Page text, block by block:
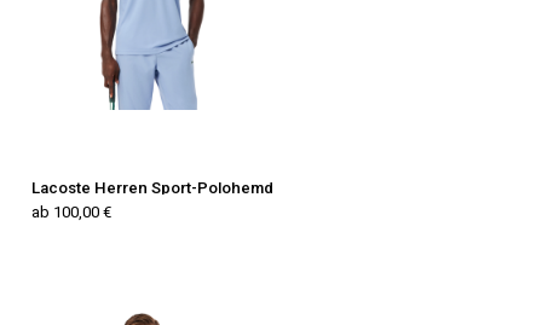
Lacoste Herren Sport-Polohemd
ab 100,00 €